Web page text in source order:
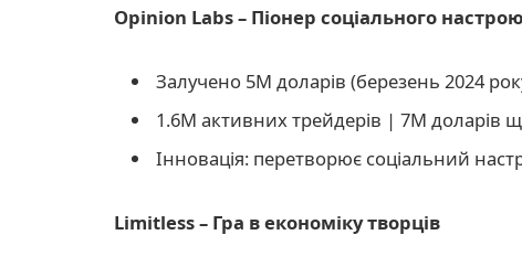
Opinion Labs – Піонер соціального настрою
Залучено 5M доларів (березень 2024
1.6M активних трейдерів | 7M доларів
Інновація: перетворює соціальний
Limitless – Гра в економіку творців